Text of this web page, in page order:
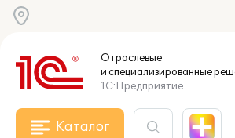
Отраслевые
и специализированные
1С:Предприятие
Каталог